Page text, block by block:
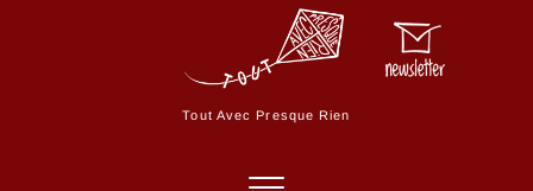
Tout Avec Presque Rien
M
e